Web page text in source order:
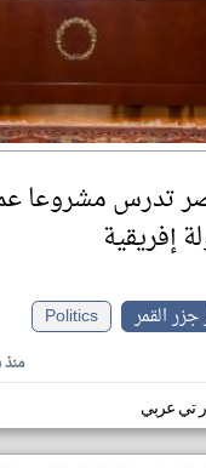
تدرس مشروعا
إفريقية
جزر القمر
Politics
تي عربي